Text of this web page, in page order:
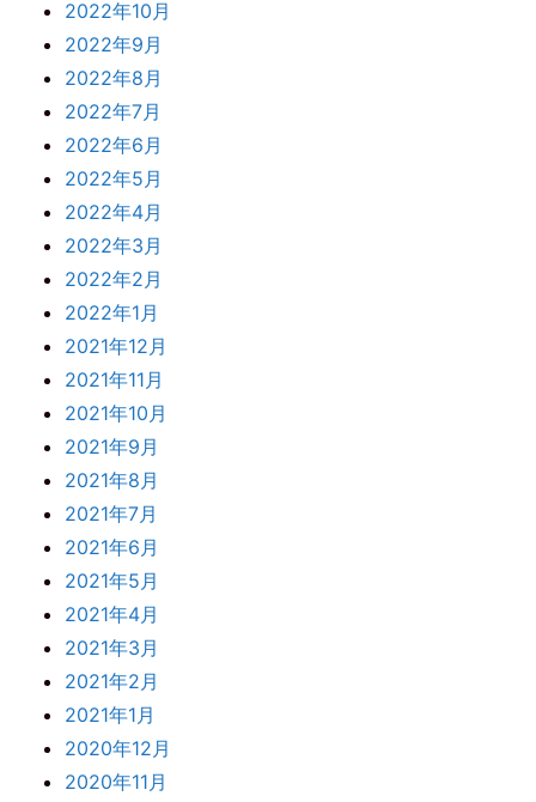
2022年10月
2022年9月
2022年8月
2022年7月
2022年6月
2022年5月
2022年4月
2022年3月
2022年2月
2022年1月
2021年12月
2021年11月
2021年10月
2021年9月
2021年8月
2021年7月
2021年6月
2021年5月
2021年4月
2021年3月
2021年2月
2021年1月
2020年12月
2020年11月